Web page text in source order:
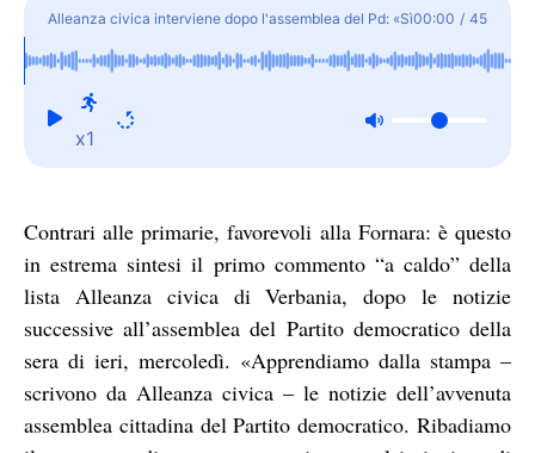
Alleanza civica interviene dopo l'assemblea del Pd: «Sì
alla Fornara, contrari alle primarie»
00:00 / 45
x1
Contrari alle primarie, favorevoli alla Fornara: è questo
in estrema sintesi il primo commento “a caldo” della
lista Alleanza civica di Verbania, dopo le notizie
successive all’assemblea del Partito democratico della
sera di ieri, mercoledì. «Apprendiamo dalla stampa –
scrivono da Alleanza civica – le notizie dell’avvenuta
assemblea cittadina del Partito democratico. Ribadiamo